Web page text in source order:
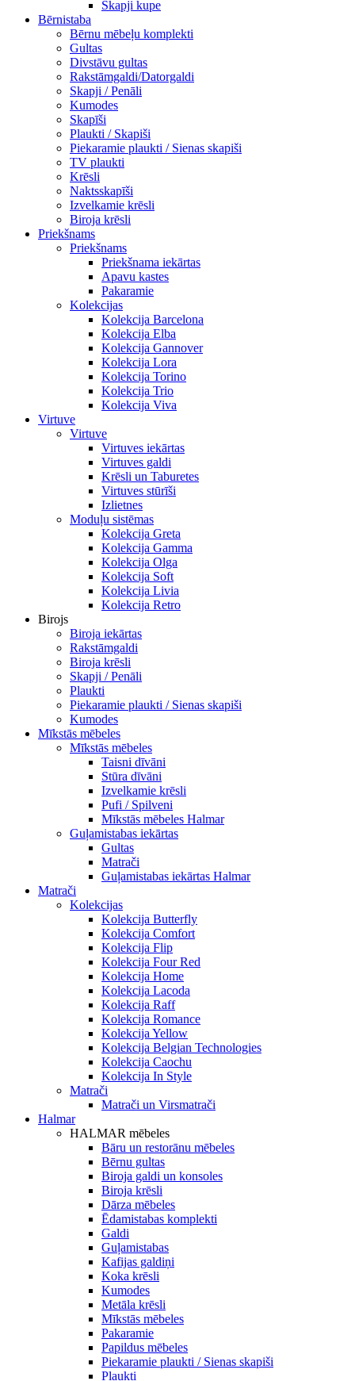
Skapji kupe
Bērnistaba
Bērnu mēbeļu komplekti
Gultas
Divstāvu gultas
Rakstāmgaldi/Datorgaldi
Skapji / Penāli
Kumodes
Skapīši
Plaukti / Skapiši
Piekaramie plaukti / Sienas skapiši
TV plaukti
Krēsli
Naktsskapīši
Izvelkamie krēsli
Biroja krēsli
Priekšnams
Priekšnams
Priekšnama iekārtas
Apavu kastes
Pakaramie
Kolekcijas
Kolekcija Barcelona
Kolekcija Elba
Kolekcija Gannover
Kolekcija Lora
Kolekcija Torino
Kolekcija Trio
Kolekcija Viva
Virtuve
Virtuve
Virtuves iekārtas
Virtuves galdi
Krēsli un Taburetes
Virtuves stūrīši
Izlietnes
Moduļu sistēmas
Kolekcija Greta
Kolekcija Gamma
Kolekcija Olga
Kolekcija Soft
Kolekcija Livia
Kolekcija Retro
Birojs
Biroja iekārtas
Rakstāmgaldi
Biroja krēsli
Skapji / Penāli
Plaukti
Piekaramie plaukti / Sienas skapiši
Kumodes
Mīkstās mēbeles
Mīkstās mēbeles
Taisni dīvāni
Stūra dīvāni
Izvelkamie krēsli
Pufi / Spilveni
Mīkstās mēbeles Halmar
Guļamistabas iekārtas
Gultas
Matrači
Guļamistabas iekārtas Halmar
Matrači
Kolekcijas
Kolekcija Butterfly
Kolekcija Comfort
Kolekcija Flip
Kolekcija Four Red
Kolekcija Home
Kolekcija Lacoda
Kolekcija Raff
Kolekcija Romance
Kolekcija Yellow
Kolekcija Belgian Technologies
Kolekcija Caochu
Kolekcija In Style
Matrači
Matrači un Virsmatrači
Halmar
HALMAR mēbeles
Bāru un restorānu mēbeles
Bērnu gultas
Biroja galdi un konsoles
Biroja krēsli
Dārza mēbeles
Ēdamistabas komplekti
Galdi
Guļamistabas
Kafijas galdiņi
Koka krēsli
Kumodes
Metāla krēsli
Mīkstās mēbeles
Pakaramie
Papildus mēbeles
Piekaramie plaukti / Sienas skapiši
Plaukti